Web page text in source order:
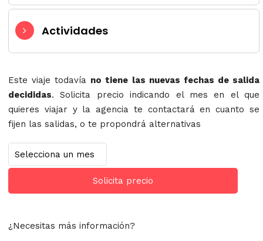
Actividades
Este viaje todavía no tiene las nuevas fechas de salida
decididas. Solicita precio indicando el mes en el que
quieres viajar y la agencia te contactará en cuanto se
fijen las salidas, o te propondrá alternativas
Solicita precio
¿Necesitas más información?